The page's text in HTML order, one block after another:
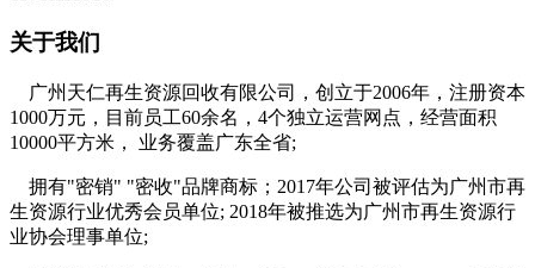
关于我们
广州天仁再生资源回收有限公司，创立于2006年，注册资本
1000万元，目前员工60余名，4个独立运营网点，经营面积
10000平方米， 业务覆盖广东全省;
拥有"密销" "密收"品牌商标；2017年公司被评估为广州市再
生资源行业优秀会员单位; 2018年被推选为广州市再生资源行
业协会理事单位;